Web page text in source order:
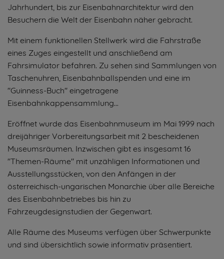
Jahrhundert, bis zur Eisenbahnarchitektur wird den
Besuchern die Welt der Eisenbahn näher gebracht.
Mit einem funktionellen Stellwerk wird die Fahrstraße
eines Zuges eingestellt und anschließend am
Fahrsimulator befahren. Zu sehen sind Sammlungen von
Taschenuhren, Eisenbahnballspenden und eine im
"Guinness-Buch" eingetragene
Eisenbahnkappensammlung...
Eröffnet wurde das Eisenbahnmuseum im Mai 1999 nach
dreijähriger Vorbereitungsarbeit mit 2 bescheidenen
Museumsräumen. Inzwischen gibt es insgesamt 16
"Themen-Räume" mit unzähligen Informationen und
Ausstellungsstücken, von den Anfängen in der
österreichisch-ungarischen Monarchie über alle Bereiche
des Eisenbahnbetriebes bis hin zu
Fahrzeugdesignstudien der Gegenwart.
Alle Räume des Museums verfügen über Schwerpunkte
und sind übersichtlich sowie informativ präsentiert.